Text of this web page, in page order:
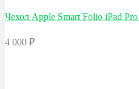
Чехол Apple Smart Folio iPad
4 000 ₽